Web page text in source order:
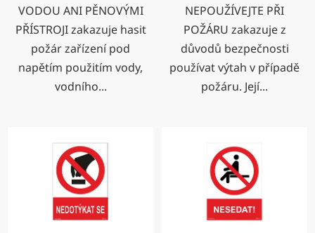
VODOU ANI PĚNOVÝMI
PŘÍSTROJI zakazuje hasit
požár zařízení pod
napětím použitím vody,
vodního...
NEPOUŽÍVEJTE PŘI
POŽÁRU zakazuje z
důvodů bezpečnosti
používat výtah v případě
požáru. Její...